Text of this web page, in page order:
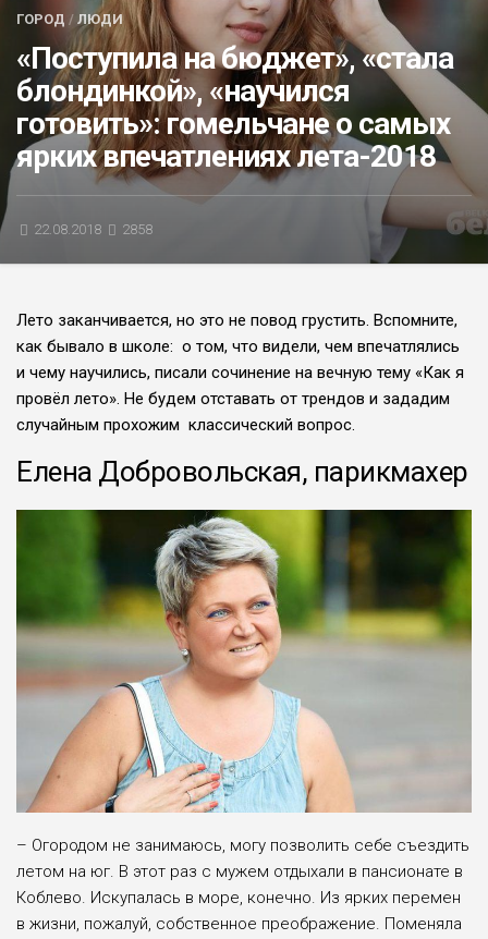
БЛИЦ-ОПРОС
АФИША
ГОРОД / ЛЮДИ
«Поступила на бюджет», «стала
блондинкой», «научился
готовить»: гомельчане о самых
ярких впечатлениях лета-2018
22.08.2018 2858
Лето заканчивается, но это не повод грустить. Вспомните,
как бывало в школе: о том, что видели, чем впечатлялись
и чему научились, писали сочинение на вечную тему «Как я
провёл лето». Не будем отставать от трендов и зададим
случайным прохожим классический вопрос.
Елена Добровольская, парикмахер
– Огородом не занимаюсь, могу позволить себе съездить
летом на юг. В этот раз с мужем отдыхали в пансионате в
Коблево. Искупалась в море, конечно. Из ярких перемен
в жизни, пожалуй, собственное преображение. Поменяла